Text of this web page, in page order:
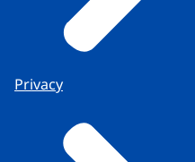
Privacy